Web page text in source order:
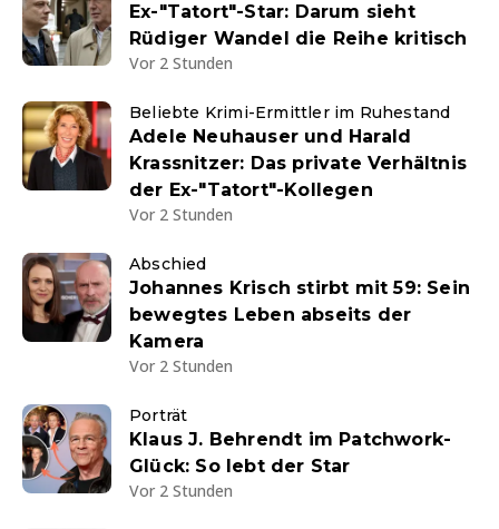
Ex-"Tatort"-Star: Darum sieht
Rüdiger Wandel die Reihe kritisch
Vor 2 Stunden
Beliebte Krimi-Ermittler im Ruhestand
Adele Neuhauser und Harald
Krassnitzer: Das private Verhältnis
der Ex-"Tatort"-Kollegen
Vor 2 Stunden
Abschied
Johannes Krisch stirbt mit 59: Sein
bewegtes Leben abseits der
Kamera
Vor 2 Stunden
Porträt
Klaus J. Behrendt im Patchwork-
Glück: So lebt der Star
Vor 2 Stunden